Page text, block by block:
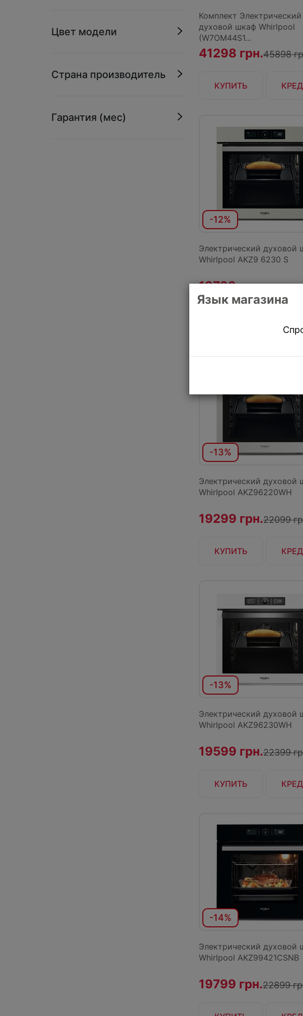
Цвет модели
Страна производитель
Гарантия (мес)
Язык магазина
Комплект Электрический
духовой шкаф Whirlpool
(W7OM44S1...
41298 грн.45898
КУПИТЬ
-12%
Электрический духовой
Whirlpool AKZ9 6230 S
19799 грн.22599
-13%
Электрический духовой
Whirlpool AKZ96220WH
19299 грн.22099
КУПИТЬ
-13%
Электрический духовой
Whirlpool AKZ96230WH
19599 грн.22399
КУПИТЬ
-14%
Электрический духовой
Whirlpool AKZ99421CSNB
19799 грн.22899